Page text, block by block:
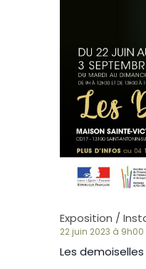
Exposition /
Les
22 juin 2023 à 9h00